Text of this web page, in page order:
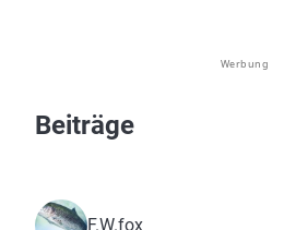
Werbung
Beiträge
F.W.fox